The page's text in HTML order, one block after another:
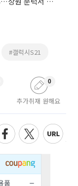
#갤럭시S21
추가취재 원해요
0